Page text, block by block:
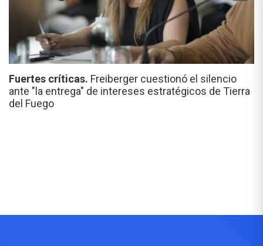
Fuertes críticas. Freiberger cuestionó el silencio
ante "la entrega" de intereses estratégicos de Tierra
del Fuego